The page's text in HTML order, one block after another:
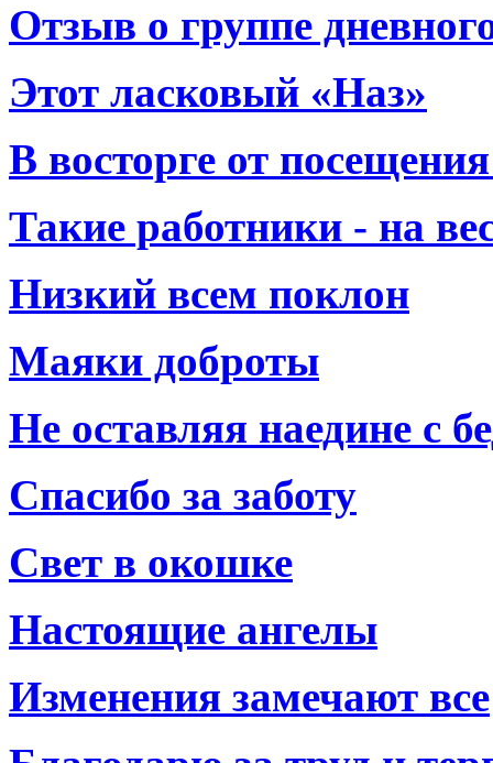
Отзыв о группе
Этот ласковый «Наз»
В восторге от
Такие работники - на
Низкий всем поклон
Маяки доброты
Не оставляя наедине с
Спасибо за заботу
Свет в окошке
Настоящие ангелы
Изменения замечают все